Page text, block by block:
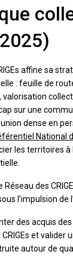
affine sa
: feuille de
valorisation
sur une
dense en
National
les territoires
Réseau des
l’impulsion de
des acquis
et valider
autour de